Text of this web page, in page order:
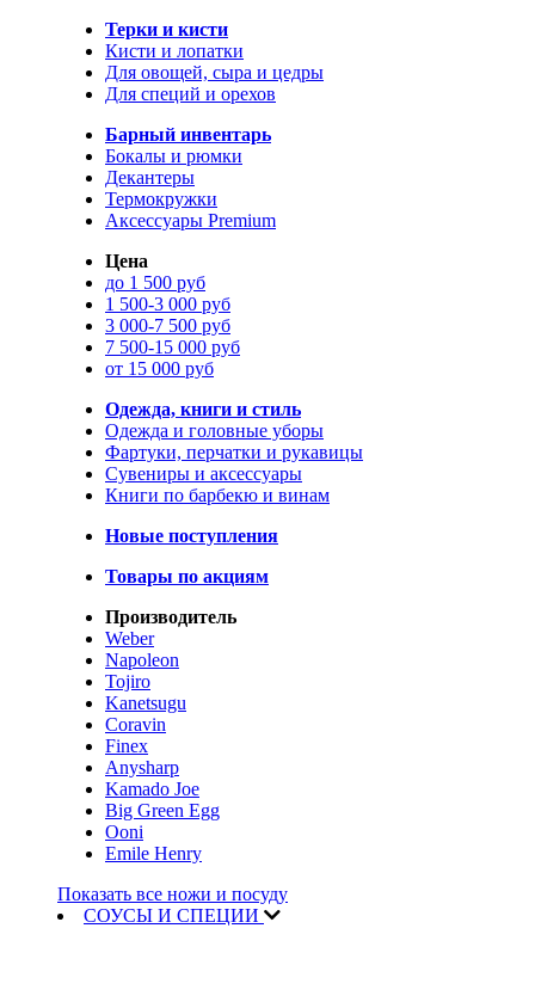
Терки и кисти
Кисти и лопатки
Для овощей, сыра и цедры
Для специй и орехов
Барный инвентарь
Бокалы и рюмки
Декантеры
Термокружки
Аксессуары Premium
Цена
до 1 500 руб
1 500-3 000 руб
3 000-7 500 руб
7 500-15 000 руб
от 15 000 руб
Одежда, книги и стиль
Одежда и головные уборы
Фартуки, перчатки и рукавицы
Сувениры и аксессуары
Книги по барбекю и винам
Новые поступления
Товары по акциям
Производитель
Weber
Napoleon
Tojiro
Kanetsugu
Coravin
Finex
Anysharp
Kamado Joe
Big Green Egg
Ooni
Emile Henry
Показать все ножи и посуду
СОУСЫ И СПЕЦИИ